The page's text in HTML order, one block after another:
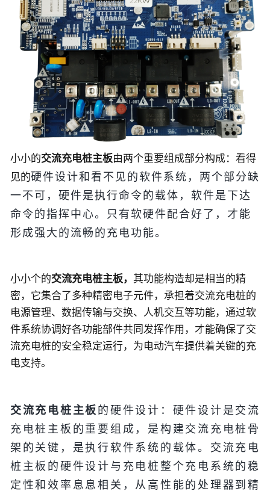
小小的交流充电桩主板由两个重要组成部分构成：看得
见的硬件设计和看不见的软件系统，两个部分缺
一不可，硬件是执行命令的载体，软件是下达
命令的指挥中心。只有软硬件配合好了，才能
形成强大的流畅的充电功能。
小小个的交流充电桩主板， 其功能构造却是相当的精
密， 它集合了多种精密电子元件，承担着交流充电桩的
电源管理、数据传输与交换、人机交互等功能，通过软
件系统协调好各功能部件共同发挥作用，才能确保了交
流充电桩的安全稳定运行，为电动汽车提供着关键的充
电支持。
交流充电桩主板的硬件设计： 硬件设计是交流
充电桩主板的重要组成，是构建交流充电桩骨
架的关键，是执行软件系统的载体。 交流充电
桩主板的硬件设计与充电桩整个充电系统的稳
定性和效率息息相关，从高性能的处理器到精